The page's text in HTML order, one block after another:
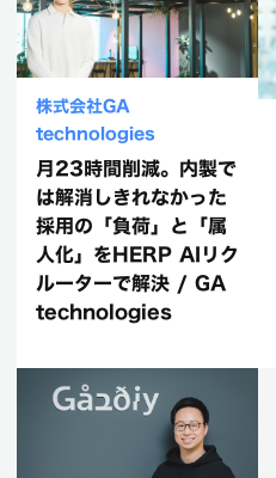
株式会社GA
technologies
月23時間削減。内製で
は解消しきれなかった
採用の「負荷」と「属
人化」をHERP AIリク
ルーターで解決 / GA
technologies